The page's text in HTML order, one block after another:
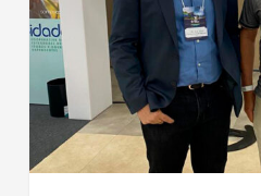
presença
no
Coop,
fortalecendo
o